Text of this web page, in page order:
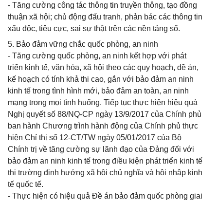
- Tăng cường công tác thông tin truyền thông, tạo đồng
thuận xã hội; chủ động đấu tranh, phản bác các thông tin
xấu độc, tiêu cực, sai sự thật trên các nền tảng số.
5. Bảo đảm vững chắc quốc phòng, an ninh
- Tăng cường quốc phòng, an ninh kết hợp với phát
triển kinh tế, văn hóa, xã hội theo các quy hoạch, đề án,
kế hoạch có tính khả thi cao, gắn với bảo đảm an ninh
kinh tế trong tình hình mới, bảo đảm an toàn, an ninh
mạng trong mọi tình huống. Tiếp tục thực hiện hiệu quả
Nghị quyết số 88/NQ-CP ngày 13/9/2017 của Chính phủ
ban hành Chương trình hành động của Chính phủ thực
hiện Chỉ thị số 12-CT/TW ngày 05/01/2017 của Bộ
Chính trị về tăng cường sự lãnh đạo của Đảng đối với
bảo đảm an ninh kinh tế trong điều kiện phát triển kinh tế
thị trường định hướng xã hội chủ nghĩa và hội nhập kinh
tế quốc tế.
- Thực hiện có hiệu quả Đề án bảo đảm quốc phòng giai